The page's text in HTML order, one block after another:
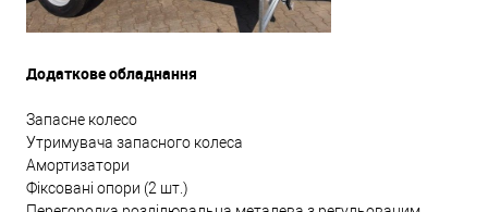
Додаткове обладнання
Запасне колесо
Утримувача запасного колеса
Амортизатори
Фіксовані опори (2 шт.)